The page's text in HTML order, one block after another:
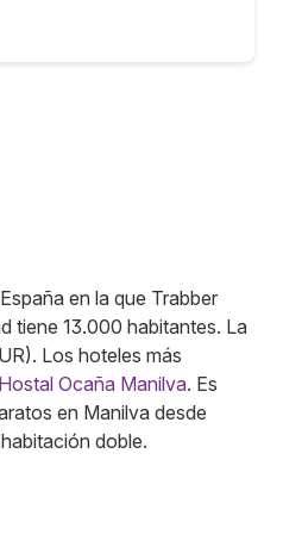
en la que Trabber
tiene 13.000 habitantes. La
Los hoteles más
Hostal Ocaña Manilva. Es
en Manilva desde
doble.